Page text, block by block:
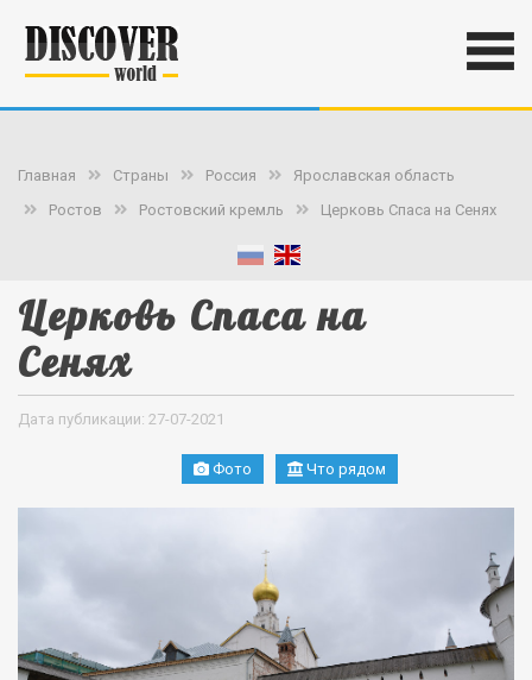
Главная Страны Россия
Ярославская область
Ростов
Ростовский кремль Церковь Спаса на Сенях
Церковь Спаса на
Сенях
Дата публикации: 27-07-2021
Фото Что рядом